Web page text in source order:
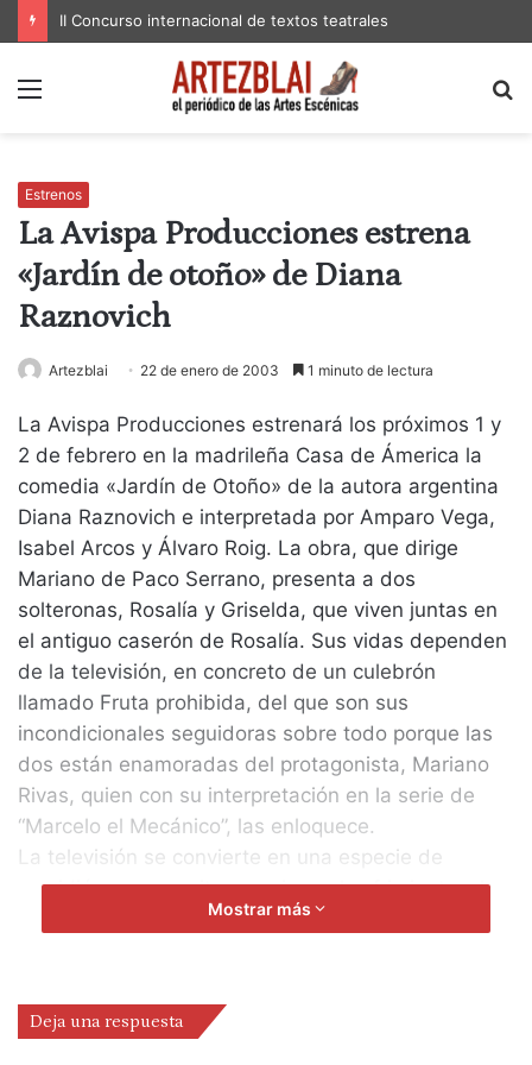
II Concurso internacional de textos teatrales
Menú
Estrenos
La Avispa Producciones estrena
«Jardín de otoño» de Diana
Raznovich
Artezblai 22 de enero de 2003 1 minuto de lectura
La Avispa Producciones estrenará los próximos 1 y
2 de febrero en la madrileña Casa de Ámerica la
comedia «Jardín de Otoño» de la autora argentina
Diana Raznovich e interpretada por Amparo Vega,
Isabel Arcos y Álvaro Roig. La obra, que dirige
Mariano de Paco Serrano, presenta a dos
solteronas, Rosalía y Griselda, que viven juntas en
el antiguo caserón de Rosalía. Sus vidas dependen
de la televisión, en concreto de un culebrón
llamado Fruta prohibida, del que son sus
incondicionales seguidoras sobre todo porque las
dos están enamoradas del protagonista, Mariano
Rivas, quien con su interpretación en la serie de
“Marcelo el Mecánico”, las enloquece.
La televisión se convierte en una especie de
semidiós que permite que sigan el sufrimiento y los
obstáculos contra los que tiene que luchar “Marcelo
secuestrar a punta de pistola a Mariano Rivas y
traerlo a su casa para obligarlo a interpretar “en
Mostrar más
Deja una respuesta